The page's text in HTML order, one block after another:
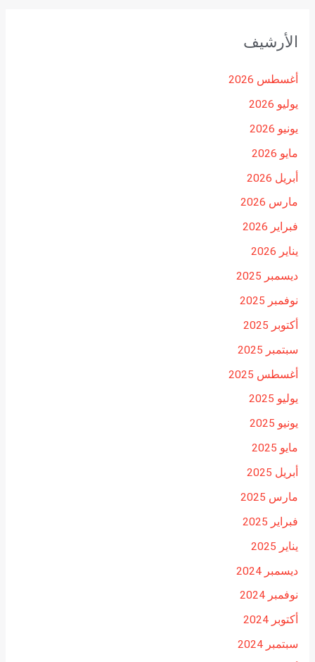
الأرشيف
أغسطس 2026
يوليو 2026
يونيو 2026
مايو 2026
أبريل 2026
مارس 2026
فبراير 2026
يناير 2026
ديسمبر 2025
نوفمبر 2025
أكتوبر 2025
سبتمبر 2025
أغسطس 2025
يوليو 2025
يونيو 2025
مايو 2025
أبريل 2025
مارس 2025
فبراير 2025
يناير 2025
ديسمبر 2024
نوفمبر 2024
أكتوبر 2024
سبتمبر 2024